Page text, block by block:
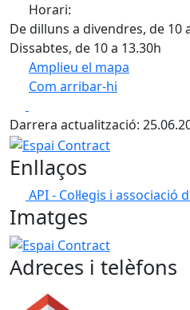
Horari:
De dilluns a divendres, de 10
Dissabtes, de 10 a 13.30h
Amplieu el mapa
Com arribar-hi
+
−
Darrera actualització:
Espai Contract
Enllaços
API - Col·legis i
Imatges
Espai Contract
Adreces i telèfons